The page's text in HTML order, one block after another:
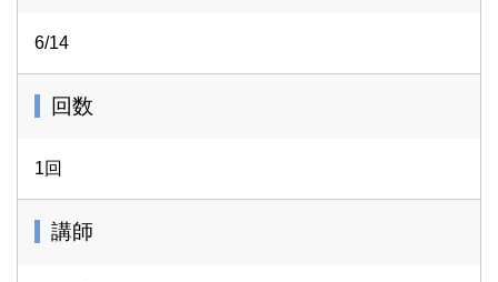
6/14
回数
1回
講師